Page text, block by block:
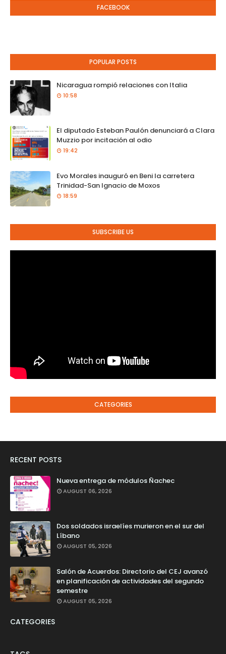
FACEBOOK
POPULAR POSTS
Nicaragua rompió relaciones con Italia
10:58
El diputado Esteban Paulón denunciará a Clara
Muzzio por incitación al odio
19:42
Evo Morales inauguró en Beni la carretera
Trinidad-San Ignacio de Moxos
18:59
SUBSCRIBE US
CATEGORIES
RECENT POSTS
Nueva entrega de módulos Ñachec
AUGUST 06, 2026
Dos soldados israelíes murieron en el sur del
Líbano
AUGUST 05, 2026
Salón de Acuerdos: Directorio del CEJ avanzó
en planificación de actividades del segundo
semestre
AUGUST 05, 2026
CATEGORIES